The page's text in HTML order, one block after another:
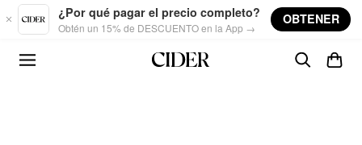
Skip to main content
¿Por qué pagar el precio completo?
Obtén un 15% de DESCUENTO en la App →
OBTENER